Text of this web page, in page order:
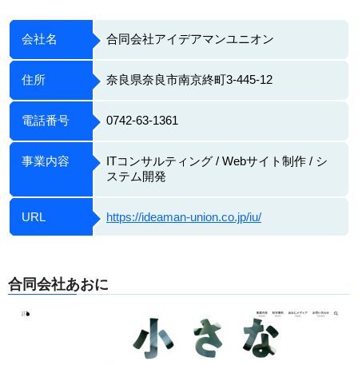
会社名 合同会社アイデアマンユニオン
住所 奈良県奈良市南京終町3-445-12
電話番号 0742-63-1361
事業内容
ITコンサルティング / Webサイト制作 / シ
ステム開発
URL https://ideaman-union.co.jp/iu/
合同会社あおに